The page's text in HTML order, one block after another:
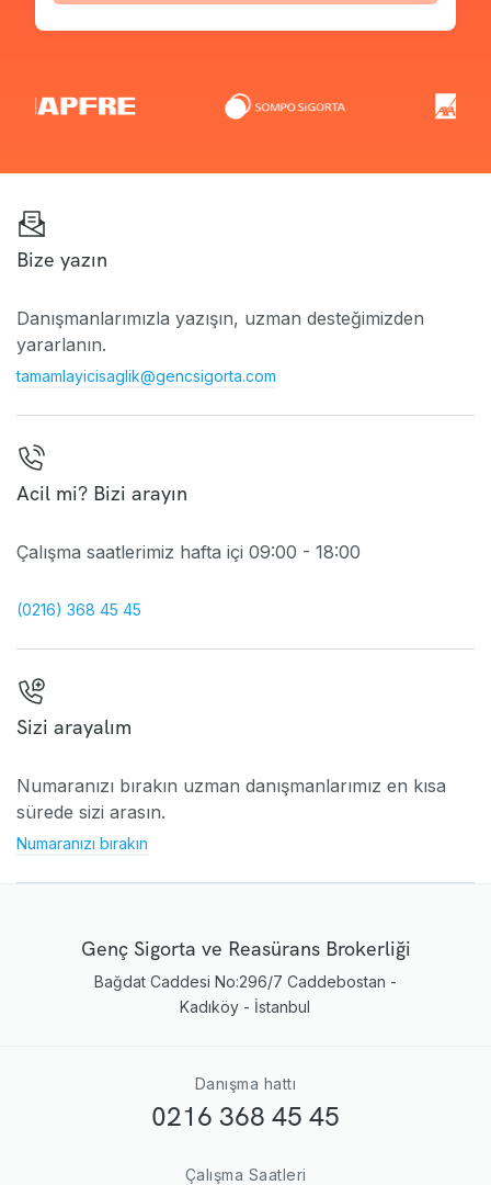
Bize yazın
Danışmanlarımızla yazışın, uzman desteğimizden
yararlanın.
tamamlayicisaglik@gencsigorta.com
Acil mi? Bizi arayın
Çalışma saatlerimiz hafta içi 09:00 - 18:00
(0216) 368 45 45
Sizi arayalım
Numaranızı bırakın uzman danışmanlarımız en kısa
sürede sizi arasın.
Numaranızı bırakın
Genç Sigorta ve Reasürans Brokerliği
Bağdat Caddesi No:296/7 Caddebostan -
Kadıköy - İstanbul
Danışma hattı
0216 368 45 45
Çalışma Saatleri